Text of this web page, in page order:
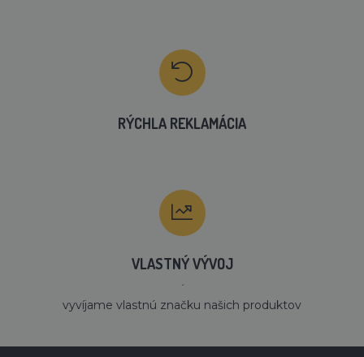
RÝCHLA REKLAMÁCIA
VLASTNÝ VÝVOJ
´
vyvíjame vlastnú značku našich produktov